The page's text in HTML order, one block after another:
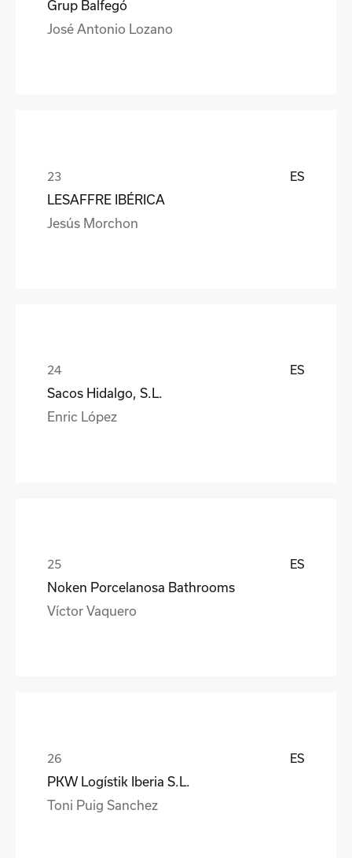
Grup Balfegó
José Antonio Lozano
ES
LESAFFRE IBÉRICA
Jesús Morchon
ES
Sacos Hidalgo, S.L.
Enric López
ES
Noken Porcelanosa Bathrooms
Víctor Vaquero
ES
PKW Logístik Iberia S.L.
Toni Puig Sanchez